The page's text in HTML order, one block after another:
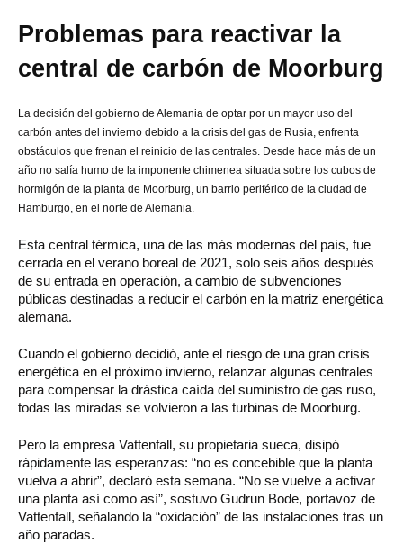
Problemas para reactivar la
central de carbón de Moorburg
La decisión del gobierno de Alemania de optar por un mayor uso del
carbón antes del invierno debido a la crisis del gas de Rusia, enfrenta
obstáculos que frenan el reinicio de las centrales. Desde hace más de un
año no salía humo de la imponente chimenea situada sobre los cubos de
hormigón de la planta de Moorburg, un barrio periférico de la ciudad de
Hamburgo, en el norte de Alemania.
Esta central térmica, una de las más modernas del país, fue
cerrada en el verano boreal de 2021, solo seis años después
de su entrada en operación, a cambio de subvenciones
públicas destinadas a reducir el carbón en la matriz energética
alemana.
Cuando el gobierno decidió, ante el riesgo de una gran crisis
energética en el próximo invierno, relanzar algunas centrales
para compensar la drástica caída del suministro de gas ruso,
todas las miradas se volvieron a las turbinas de Moorburg.
Pero la empresa Vattenfall, su propietaria sueca, disipó
rápidamente las esperanzas: “no es concebible que la planta
vuelva a abrir”, declaró esta semana. “No se vuelve a activar
una planta así como así”, sostuvo Gudrun Bode, portavoz de
Vattenfall, señalando la “oxidación” de las instalaciones tras un
año paradas.